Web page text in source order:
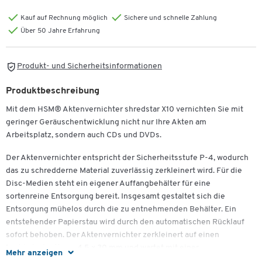
Kauf auf Rechnung möglich
Sichere und schnelle Zahlung
Über 50 Jahre Erfahrung
Produkt- und Sicherheitsinformationen
Mehr anzeigen
Produktbeschreibung
Mit dem HSM® Aktenvernichter shredstar X10 vernichten Sie mit
geringer Geräuschentwicklung nicht nur Ihre Akten am
Arbeitsplatz, sondern auch CDs und DVDs.
Der Aktenvernichter entspricht der Sicherheitsstufe P-4, wodurch
das zu schredderne Material zuverlässig zerkleinert wird. Für die
Disc-Medien steht ein eigener Auffangbehälter für eine
sortenreine Entsorgung bereit. Insgesamt gestaltet sich die
Entsorgung mühelos durch die zu entnehmenden Behälter. Ein
entstehender Papierstau wird durch den automatischen Rücklauf
sofort behoben. Der Aktenvernichter zerkleinert auf einen
Partikelschnitt von 4,5 x 30 mm und wartet mit einer